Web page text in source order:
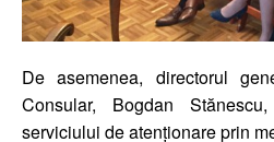
De asemenea, directorul
Consular, Bogdan
serviciului de atenționare prin